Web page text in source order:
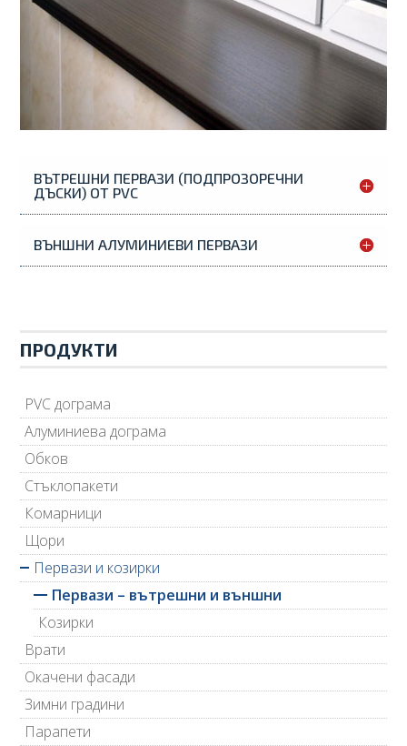
ВЪТРЕШНИ ПЕРВАЗИ (ПОДПРОЗОРЕЧНИ
ДЪСКИ) ОТ PVC
ВЪНШНИ АЛУМИНИЕВИ ПЕРВАЗИ
ПРОДУКТИ
PVC дограма
Алуминиева дограма
Обков
Стъклопакети
Комарници
Щори
Первази и козирки
Первази – вътрешни и външни
Козирки
Врати
Окачени фасади
Зимни градини
Парапети